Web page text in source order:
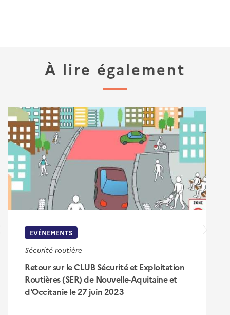
À lire également
EVÉNEMENTS
Sécurité routière
Retour sur le CLUB Sécurité et Exploitation
Routières (SER) de Nouvelle-Aquitaine et
d'Occitanie le 27 juin 2023